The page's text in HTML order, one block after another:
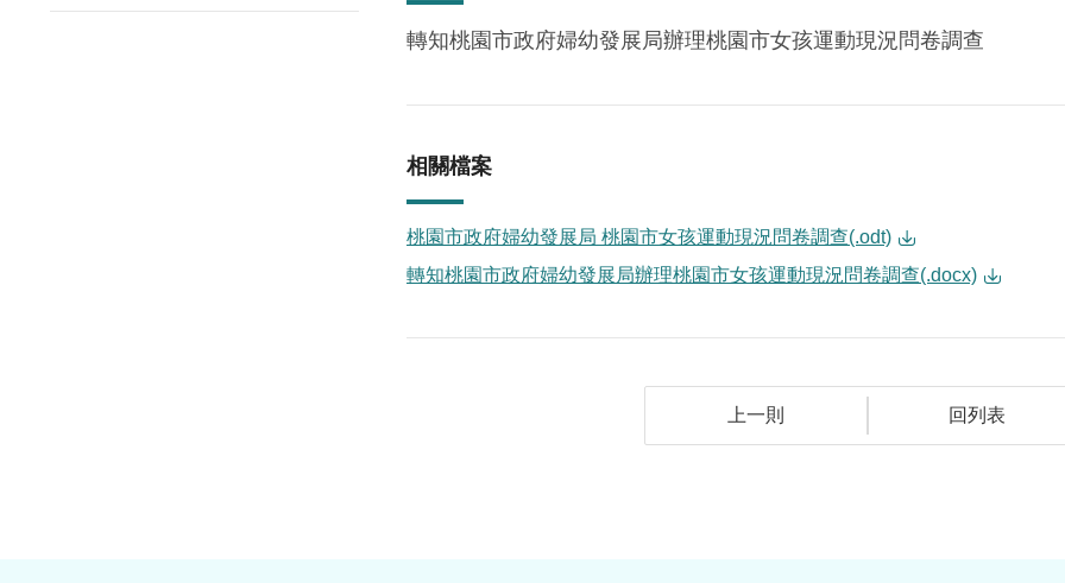
轉知桃園市政府婦幼發展局辦理桃園市女孩運動現況問卷調查
相關檔案
桃園市政府婦幼發展局 桃園市女孩運動現況問卷調查(.odt)
轉知桃園市政府婦幼發展局辦理桃園市女孩運動現況問卷調查(.docx)
上一則 回列表